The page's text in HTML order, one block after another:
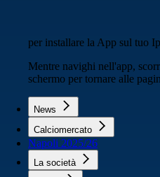
per installare la App sul tuo
Mentre navighi nell'app,
schermo per tornare alle
News
Calciomercato
Napoli 2025/26
La società